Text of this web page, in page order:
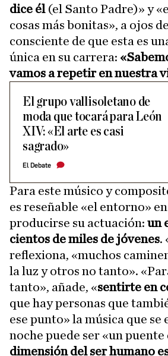
dice él (el Santo Padre)» y
cosas más bonitas», a ojos
consciente de que esta es
única en su carrera:
vamos a repetir en nuestra
El grupo vallisoletano de
moda que tocará para León
XIV: «El arte es casi
sagrado»
El Debate
Para este músico y
es reseñable «el entorno»
producirse su actuación: un
cientos de miles de jóvenes.
reflexiona, «muchos
la luz y otros no tanto».
tanto», añade, «sentirte en
que hay personas que
ese punto» la música que se
noche puede ser «un puente
dimensión del ser humano